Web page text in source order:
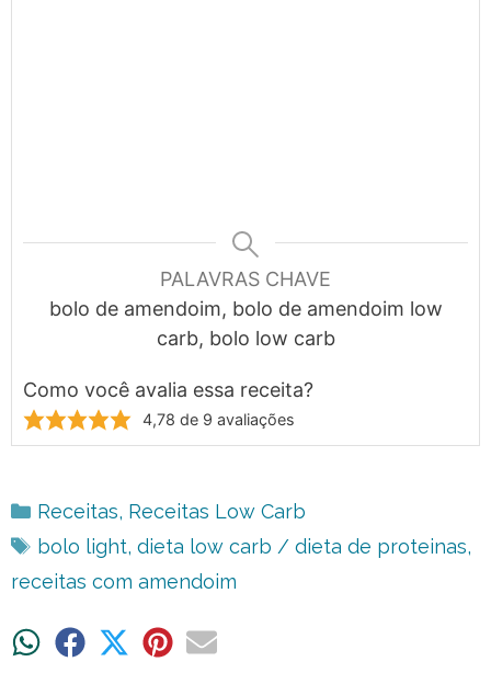
PALAVRAS CHAVE
bolo de amendoim, bolo de amendoim low
carb, bolo low carb
Como você avalia essa receita?
4,78 de 9 avaliações
Categorias
Receitas, Receitas Low Carb
Tags
bolo light, dieta low carb / dieta de proteinas,
receitas com amendoim
ShareShare ShareShareShare